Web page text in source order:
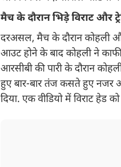
मैच के दौरान भिड़े विराट और
दरअसल, मैच के दौरान कोहली
आउट होने के बाद कोहली ने
आरसीबी की पारी के दौरान
हुए बार-बार तंज कसते हुए नजर
दिया. एक वीडियो में विराट